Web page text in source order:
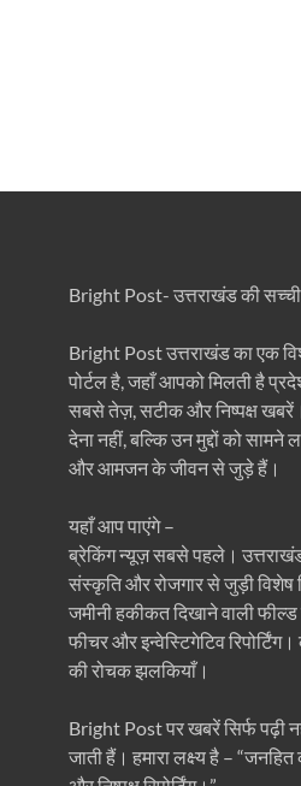
Bright Post- उत्तराखंड की
Bright Post उत्तराखंड का एक
पोर्टल है, जहाँ आपको मिलती है
सबसे तेज़, सटीक और निष्पक्ष
देना नहीं, बल्कि उन मुद्दों को सामने
और आमजन के जीवन से जुड़े हैं।
यहाँ आप पाएंगे –
ब्रेकिंग न्यूज़ सबसे पहले। उत्तराखंड
संस्कृति और रोजगार से जुड़ी विशेष
जमीनी हकीकत दिखाने वाली
फीचर और इन्वेस्टिगेटिव
की रोचक झलकियाँ।
Bright Post पर खबरें सिर्फ पढ़ी
जाती हैं। हमारा लक्ष्य है –